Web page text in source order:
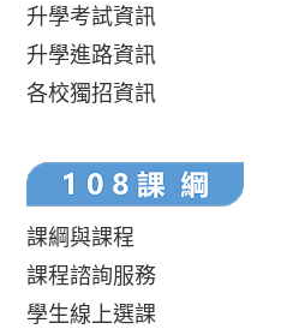
升學考試資訊
升學進路資訊
各校獨招資訊
課綱與課程
課程諮詢服務
學生線上選課